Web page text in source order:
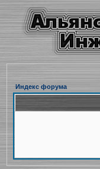
Индекс форума